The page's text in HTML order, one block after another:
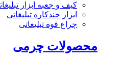
کیف و جعبه ابزار
ابزار چندکاره تبلیغاتی
چراغ قوه تبلیغاتی
محصولات چرمی